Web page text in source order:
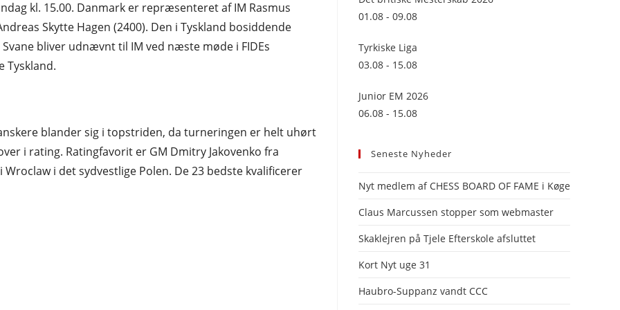
kl. 15.00. Danmark er repræsenteret af IM Rasmus
Skytte Hagen (2400). Den i Tyskland bosiddende
bliver udnævnt til IM ved næste møde i FIDEs
Tyskland.
blander sig i topstriden, da turneringen er helt uhørt
i rating. Ratingfavorit er GM Dmitry Jakovenko fra
i det sydvestlige Polen. De 23 bedste kvalificerer
01.08 - 09.08
Tyrkiske Liga
03.08 - 15.08
Junior EM 2026
06.08 - 15.08
Seneste Nyheder
Nyt medlem af CHESS BOARD OF FAME i Køge
Claus Marcussen stopper som webmaster
Skaklejren på Tjele Efterskole afsluttet
Kort Nyt uge 31
Haubro-Suppanz vandt CCC